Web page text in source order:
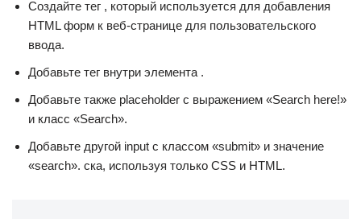
Создайте тег , который используется для добавления
HTML форм к веб-странице для пользовательского
ввода.
Добавьте тег внутри элемента .
Добавьте также placeholder с выражением «Search here!»
и класс «Search».
Добавьте другой input c классом «submit» и значение
«search». ска, используя только CSS и HTML.